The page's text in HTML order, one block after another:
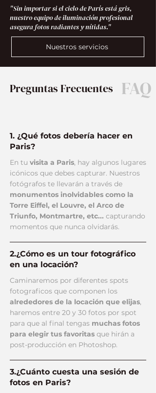
"Sin importar si el cielo de París está gris,
nuestro equipo de iluminación profesional
asegura fotos radiantes y nítidas."
Nuestros servicios
Preguntas Frecuentes FAQ
1. ¿Qué fotos debería hacer en
Paris?
En tu visita a Paris, hay algunos lugares
icónicos que debes capturar. Nuestros
fotógrafos te llevarán a través de
monumentos inolvidables como la
Torre Eiffel, el Louvre, el Arco de
Triunfo, Montmartre, etc... capturando
momentos que nunca olvidarás.
2.¿Cómo es un tour fotográfico
en una locación?
Caminaremos por diferentes spots
fotograficos que componen los
alrededores de la locación que elijas,
haremos entre 20 y 30 fotos por spot
para que al final tengas muchas fotos
para elegir tus favoritas que hirán a
post-producción en Photoshop.
3.¿Cuánto cuesta una sesión de
fotos en Paris?